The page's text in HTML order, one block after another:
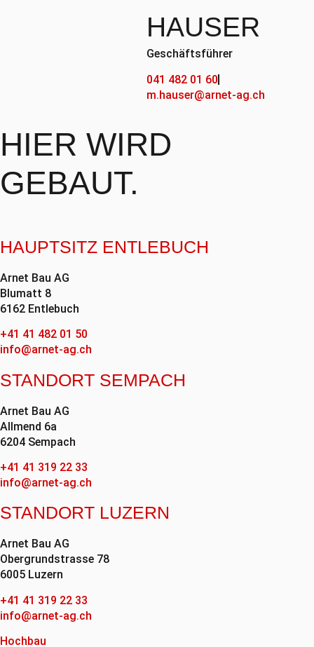
HAUSER
Geschäftsführer
041 482 01 60
m.hauser@arnet-ag.ch
HIER WIRD
GEBAUT.
HAUPTSITZ ENTLEBUCH
Arnet Bau AG
Blumatt 8
6162 Entlebuch
+41 41 482 01 50
info@arnet-ag.ch
STANDORT SEMPACH
Arnet Bau AG
Allmend 6a
6204 Sempach
+41 41 319 22 33
info@arnet-ag.ch
STANDORT LUZERN
Arnet Bau AG
Obergrundstrasse 78
6005 Luzern
+41 41 319 22 33
info@arnet-ag.ch
Hochbau